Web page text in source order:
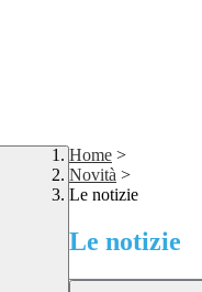
Home >
Novità >
Le notizie
Le notizie